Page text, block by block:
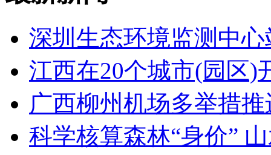
深圳生态环境监测中
江西在20个城市(园区)
广西柳州机场多举措
科学核算森林“身价”